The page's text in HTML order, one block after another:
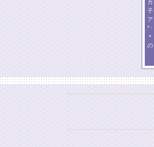
*